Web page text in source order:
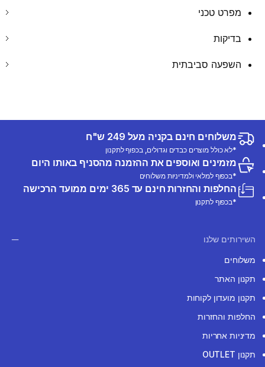
מפרט טכני
בדיקות
השפעה סביבתית
משלוחים חינם בקניה מעל 249 ש"ח
*לא כולל מוצרים כבדים וגדולים, בכפוף לתקנון
מזמינים ואוספים את ההזמנה מהסניף באותו היום
*בכפוף למלאי ולמדיניות משלוחים
החלפות והחזרות חינם עד 365 ימים ממועד הרכישה
*בכפוף לתקנון
השירותים שלנו
משלוחים
תקנון האתר
תקנון מועדון לקוחות
החלפות והחזרות
מדיניות אחריות
תקנון OUTLET